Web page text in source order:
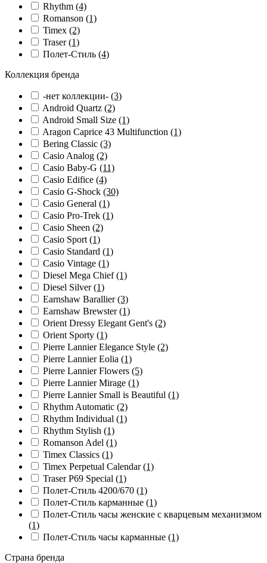
Rhythm (4)
Romanson (1)
Timex (2)
Traser(1)
Полет-Стиль (4)
Коллекция бренда
-нет коллекции- (3)
Android Quartz (2)
Android Small Size (1)
Aragon Caprice 43 Multifunction (1)
Bering Classic (3)
Casio Analog (2)
Casio Baby-G (11)
Casio Edifice (4)
Casio G-Shock (30)
Casio General (1)
Casio Pro-Trek (1)
Casio Sheen (2)
Casio Sport (1)
Casio Standard (1)
Casio Vintage (1)
Diesel Mega Chief(1)
Diesel Silver(1)
Earnshaw Barallier(3)
Earnshaw Brewster(1)
Orient Dressy Elegant Gent's (2)
Orient Sporty (1)
Pierre Lannier Elegance Style (2)
Pierre Lannier Eolia (1)
Pierre Lannier Flowers (5)
Pierre Lannier Mirage (1)
Pierre Lannier Small is Beautiful (1)
Rhythm Automatic (2)
Rhythm Individual (1)
Rhythm Stylish (1)
Romanson Adel (1)
Timex Classics (1)
Timex Perpetual Calendar(1)
Traser P69 Special (1)
Полет-Стиль 4200/670 (1)
Полет-Стиль карманные (1)
Полет-Стиль часы женские с кварцевым механизмом
(1)
Полет-Стиль часы карманные (1)
Страна бренда